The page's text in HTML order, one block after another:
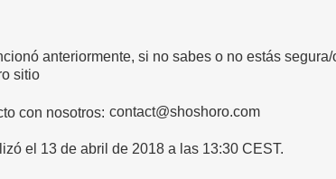
anteriormente, si no sabes o no estás
sitio
con nosotros:
el 13 de abril de 2018 a las 13:30 CEST.